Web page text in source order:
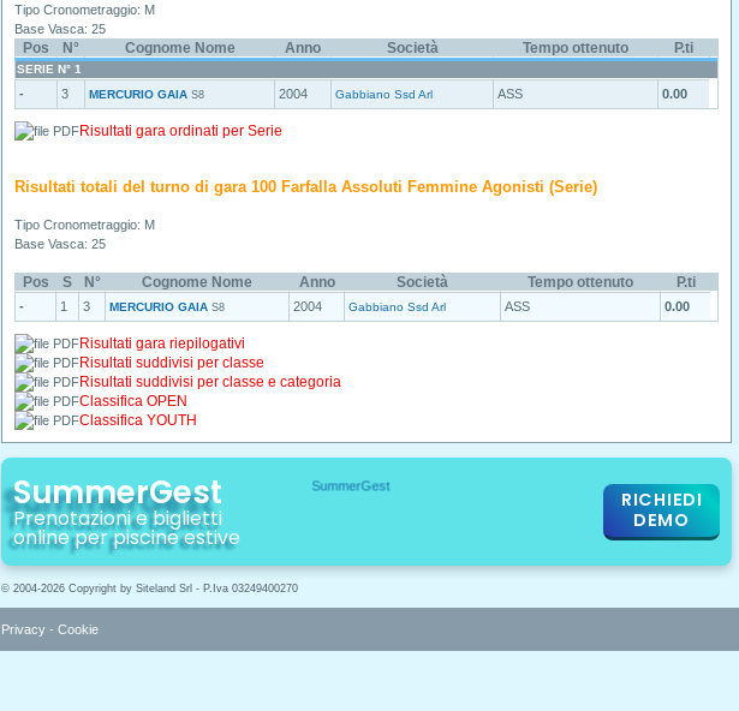
Tipo Cronometraggio: M
Base Vasca: 25
Pos N° Cognome Nome Anno Società Tempo ottenuto P.ti
SERIE N° 1
- 3 MERCURIO GAIA S8 2004 Gabbiano Ssd Arl ASS 0.00
Risultati gara ordinati per Serie
Risultati totali del turno di gara 100 Farfalla Assoluti Femmine Agonisti (Serie)
Tipo Cronometraggio: M
Base Vasca: 25
Pos S N° Cognome Nome Anno Società Tempo ottenuto P.ti
- 1 3 MERCURIO GAIA S8 2004 Gabbiano Ssd Arl ASS 0.00
Risultati gara riepilogativi
Risultati suddivisi per classe
Risultati suddivisi per classe e categoria
Classifica OPEN
Classifica YOUTH
SummerGest
Prenotazioni e biglietti
online per piscine estive
RICHIEDI
DEMO
© 2004-2026 Copyright by Siteland Srl - P.Iva 03249400270
Privacy - Cookie